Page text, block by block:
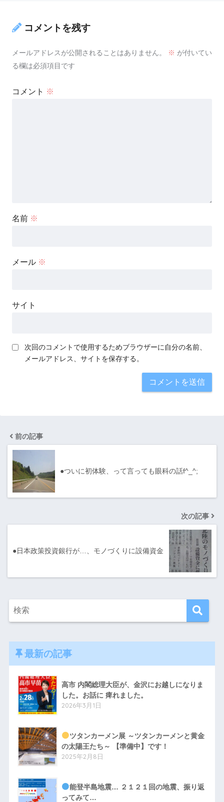
コメントを残す
メールアドレスが公開されることはありません。 ※ が付いてい
る欄は必須項目です
コメント ※
名前 ※
メール ※
サイト
次回のコメントで使用するためブラウザーに自分の名前、
メールアドレス、サイトを保存する。
前の記事
●ついに初体験、って言っても眼科の話f^_^;
次の記事
●日本政策投資銀行が…、モノづくりに設備資金
最新の記事
高市 内閣総理大臣が、金沢にお越しになりま
した。お話に 痺れました。
2026年3月1日
ツタンカーメン展 ～ツタンカーメンと黄金
の太陽王たち～ 【準備中】です！
2025年2月8日
能登半島地震… ２１２１回の地震、振り返
ってみて…